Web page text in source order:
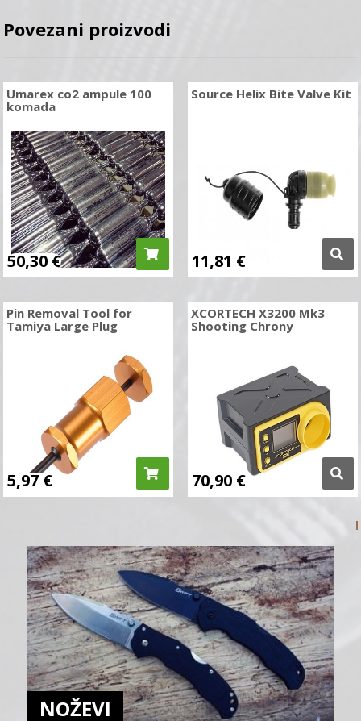
Povezani proizvodi
Umarex co2 ampule 100
komada
50,30 €
Source Helix Bite Valve Kit
11,81 €
Pin Removal Tool for
Tamiya Large Plug
5,97 €
XCORTECH X3200 Mk3
Shooting Chrony
70,90 €
NOŽEVI